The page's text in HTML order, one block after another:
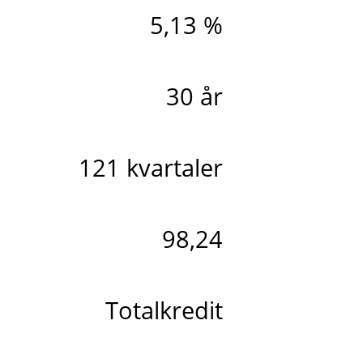
5,13 %
30 år
121 kvartaler
98,24
Totalkredit